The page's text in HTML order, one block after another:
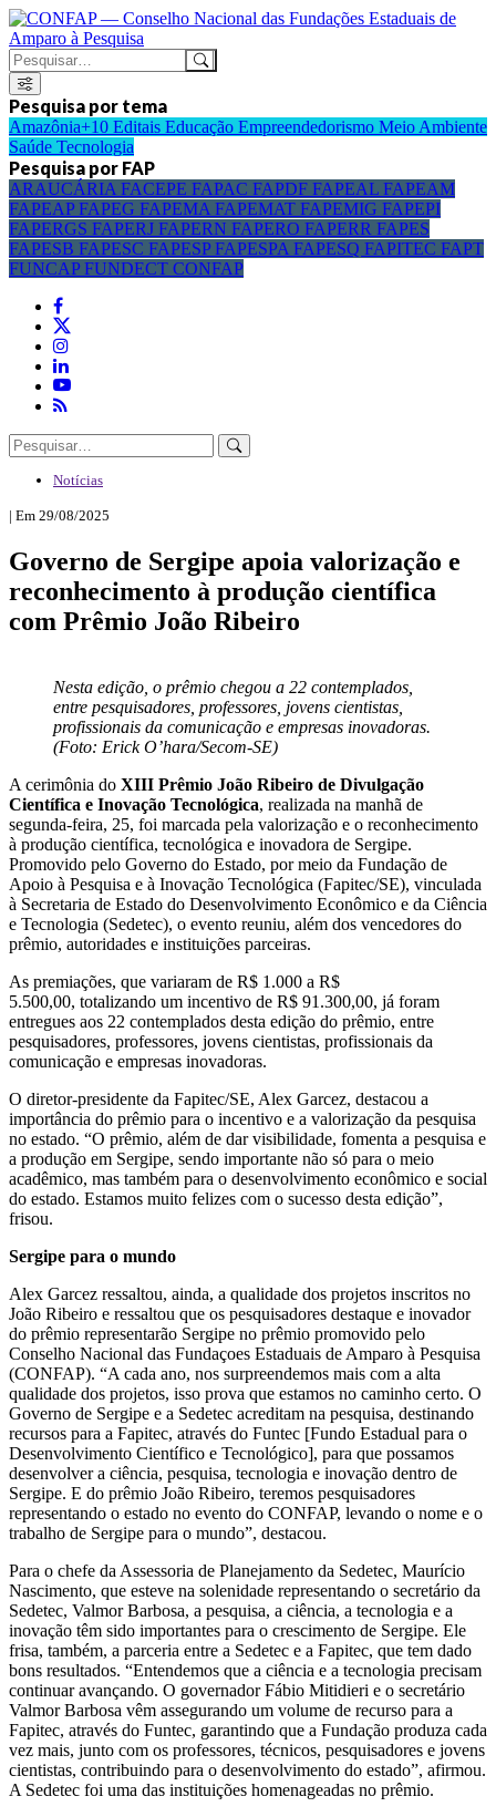
Pesquisa por tema
Amazônia+10 Editais Educação Empreendedorismo Meio Ambiente
Saúde Tecnologia
Pesquisa por FAP
ARAUCÁRIA FACEPE FAPAC FAPDF FAPEAL FAPEAM
FAPEAPFAPEG FAPEMA FAPEMAT FAPEMIG FAPEPI
FAPERGS FAPERJ FAPERN FAPERO FAPERR FAPES
FAPESB FAPESC FAPESPFAPESPA FAPESQ FAPITEC FAPT
FUNCAPFUNDECT CONFAP
Notícias
| Em 29/08/2025
Governo de Sergipe apoia valorização e
reconhecimento à produção científica
com Prêmio João Ribeiro
Nesta edição, o prêmio chegou a 22 contemplados,
entre pesquisadores, professores, jovens cientistas,
profissionais da comunicação e empresas inovadoras.
(Foto: Erick O’hara/Secom-SE)
A cerimônia do XIII Prêmio João Ribeiro de Divulgação
Científica e Inovação Tecnológica, realizada na manhã de
segunda-feira, 25, foi marcada pela valorização e o reconhecimento
à produção científica, tecnológica e inovadora de Sergipe.
Promovido pelo Governo do Estado, por meio da Fundação de
Apoio à Pesquisa e à Inovação Tecnológica (Fapitec/SE), vinculada
à Secretaria de Estado do Desenvolvimento Econômico e da Ciência
e Tecnologia (Sedetec), o evento reuniu, além dos vencedores do
prêmio, autoridades e instituições parceiras.
As premiações, que variaram de R$ 1.000 a R$
5.500,00, totalizando um incentivo de R$ 91.300,00, já foram
entregues aos 22 contemplados desta edição do prêmio, entre
pesquisadores, professores, jovens cientistas, profissionais da
comunicação e empresas inovadoras.
O diretor-presidente da Fapitec/SE, Alex Garcez, destacou a
importância do prêmio para o incentivo e a valorização da pesquisa
no estado. “O prêmio, além de dar visibilidade, fomenta a pesquisa e
a produção em Sergipe, sendo importante não só para o meio
acadêmico, mas também para o desenvolvimento econômico e social
do estado. Estamos muito felizes com o sucesso desta edição”,
frisou.
Sergipe para o mundo
Alex Garcez ressaltou, ainda, a qualidade dos projetos inscritos no
João Ribeiro e ressaltou que os pesquisadores destaque e inovador
do prêmio representarão Sergipe no prêmio promovido pelo
Conselho Nacional das Fundaçoes Estaduais de Amparo à Pesquisa
(CONFAP). “A cada ano, nos surpreendemos mais com a alta
qualidade dos projetos, isso prova que estamos no caminho certo. O
Governo de Sergipe e a Sedetec acreditam na pesquisa, destinando
recursos para a Fapitec, através do Funtec [Fundo Estadual para o
Desenvolvimento Científico e Tecnológico], para que possamos
desenvolver a ciência, pesquisa, tecnologia e inovação dentro de
Sergipe. E do prêmio João Ribeiro, teremos pesquisadores
representando o estado no evento do CONFAP, levando o nome e o
trabalho de Sergipe para o mundo”, destacou.
Para o chefe da Assessoria de Planejamento da Sedetec, Maurício
Nascimento, que esteve na solenidade representando o secretário da
Sedetec, Valmor Barbosa, a pesquisa, a ciência, a tecnologia e a
inovação têm sido importantes para o crescimento de Sergipe. Ele
frisa, também, a parceria entre a Sedetec e a Fapitec, que tem dado
bons resultados. “Entendemos que a ciência e a tecnologia precisam
continuar avançando. O governador Fábio Mitidieri e o secretário
Valmor Barbosa vêm assegurando um volume de recurso para a
Fapitec, através do Funtec, garantindo que a Fundação produza cada
vez mais, junto com os professores, técnicos, pesquisadores e jovens
cientistas, contribuindo para o desenvolvimento do estado”, afirmou.
A Sedetec foi uma das instituições homenageadas no prêmio.